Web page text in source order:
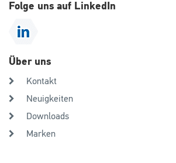
Folge uns auf LinkedIn
Über uns
Kontakt
Neuigkeiten
Downloads
Marken